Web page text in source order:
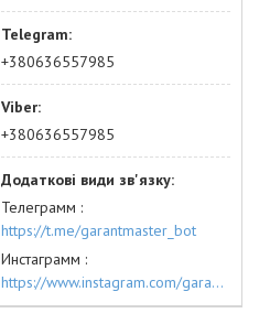
+380636557985
+380636557985
Телеграмм
https://t.me/garantmaster_bot
Инстаграмм
https://www.instagram.com/garantmaster.ua/